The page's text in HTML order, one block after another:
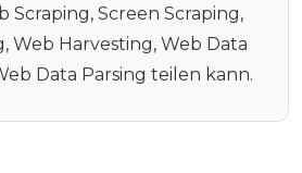
Scraping, Screen Scraping,
Web Harvesting, Web Data
Data Parsing teilen kann.